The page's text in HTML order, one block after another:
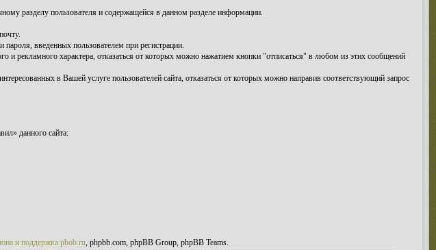
разделу пользователя и содержащейся в данном разделе информации.
введенных пользователем при регистрации.
и рекламного характера, отказаться от которых можно нажатием кнопки "отписаться" в любом из этих сообщений
в Вашей услуге пользователей сайта, отказаться от которых можно направив соответствующий запрос
данного сайта:
и поддержка pbob.ru, phpbb.com, phpBB Group, phpBB Teams.